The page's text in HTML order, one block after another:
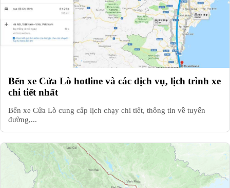
Bến xe Cửa Lò hotline và các dịch vụ, lịch trình xe
chi tiết nhất
Bến xe Cửa Lò cung cấp lịch chạy chi tiết, thông tin về tuyến
đường,...